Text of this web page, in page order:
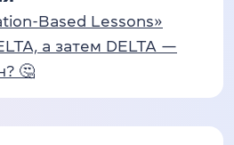
Based Lessons»
а затем DELTA —
🤔